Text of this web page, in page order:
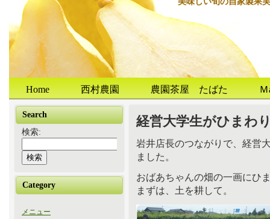
Home 西村農園 農園茶屋 たばた
Search
検索:
Category
メニュー
経営大学生がひまわ
岩井店長のつながりで、経営
ました。
おばあちゃんの畑の一画にひ
まずは、土を耕して。